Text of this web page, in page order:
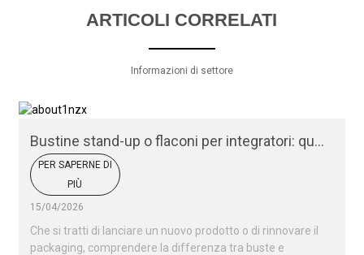
ARTICOLI CORRELATI
Informazioni di settore
Bustine stand-up o flaconi per integratori: qual
è la scelta migliore?
PER SAPERNE DI
PIÙ
15/04/2026
Che si tratti di lanciare un nuovo prodotto o di rinnovare il
packaging, comprendere la differenza tra buste e